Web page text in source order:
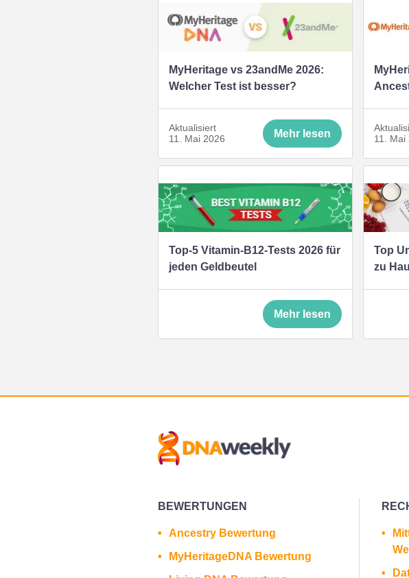
MyHeritage vs 23andMe 2026:
Welcher Test ist besser?
Aktualisiert
11. Mai 2026
Mehr lesen
11. Mai
Top-5 Vitamin-B12-Tests 2026 für
jeden Geldbeutel
Mehr lesen
Top
zu
BEWERTUNGEN
Ancestry Bewertung
MyHeritageDNA Bewertung